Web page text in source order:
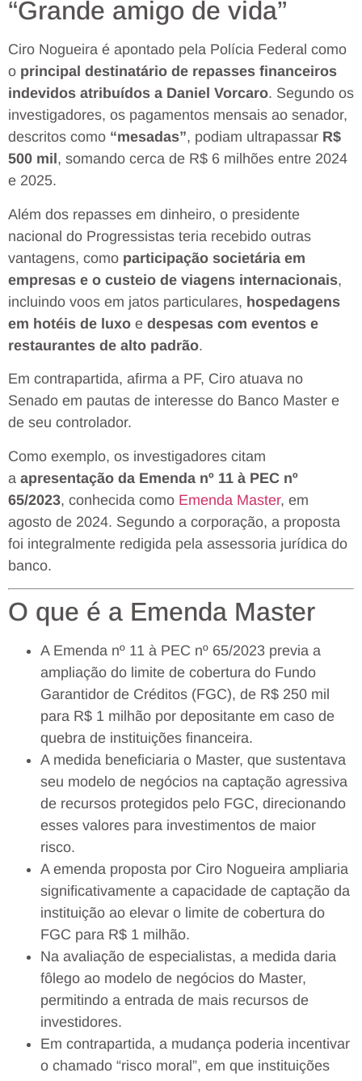
“Grande amigo de vida”
Ciro Nogueira é apontado pela Polícia Federal como
o principal destinatário de repasses financeiros
indevidos atribuídos a Daniel Vorcaro. Segundo os
investigadores, os pagamentos mensais ao senador,
descritos como “mesadas”, podiam ultrapassar R$
500 mil , somando cerca de R$ 6 milhões entre 2024
e 2025.
Além dos repasses em dinheiro, o presidente
nacional do Progressistas teria recebido outras
vantagens, como participação societária em
empresas e o custeio de viagens internacionais,
incluindo voos em jatos particulares, hospedagens
em hotéis de luxo e despesas com eventos e
restaurantes de alto padrão.
Em contrapartida, afirma a PF, Ciro atuava no
Senado em pautas de interesse do Banco Master e
de seu controlador.
Como exemplo, os investigadores citam
a apresentação da Emenda nº 11 à PEC nº
65/2023, conhecida como Emenda Master, em
agosto de 2024. Segundo a corporação, a proposta
foi integralmente redigida pela assessoria jurídica do
banco.
O que é a Emenda Master
A Emenda nº 11 à PEC nº 65/2023 previa a
ampliação do limite de cobertura do Fundo
Garantidor de Créditos (FGC), de R$ 250 mil
para R$ 1 milhão por depositante em caso de
quebra de instituições financeira.
A medida beneficiaria o Master, que sustentava
seu modelo de negócios na captação agressiva
de recursos protegidos pelo FGC, direcionando
esses valores para investimentos de maior
risco.
A emenda proposta por Ciro Nogueira ampliaria
significativamente a capacidade de captação da
instituição ao elevar o limite de cobertura do
FGC para R$ 1 milhão.
Na avaliação de especialistas, a medida daria
fôlego ao modelo de negócios do Master,
permitindo a entrada de mais recursos de
investidores.
Em contrapartida, a mudança poderia incentivar
o chamado “risco moral”, em que instituições